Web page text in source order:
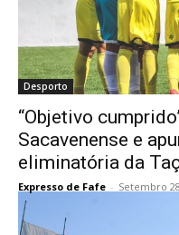
Desporto
“Objetivo
Sacavenense e
eliminatória da
Expresso de Fafe - Setembro